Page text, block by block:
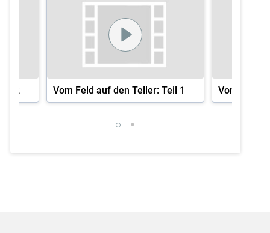
2 Vom Feld auf den Teller: Teil 1 Vom Feld